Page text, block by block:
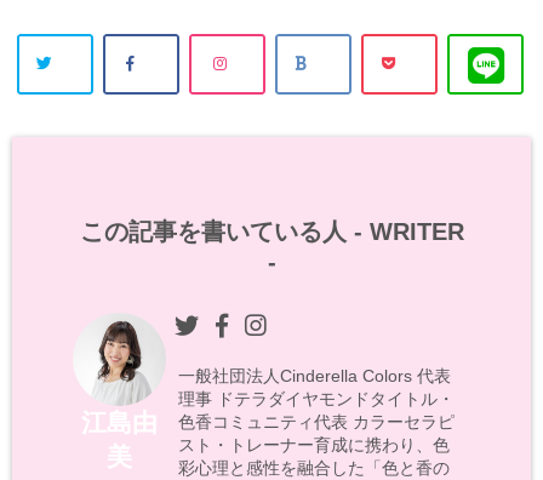
この記事を書いている人 - WRITER
-
江島由
美
一般社団法人Cinderella Colors 代表
理事 ドテラダイヤモンドタイトル・
色香コミュニティ代表 カラーセラピ
スト・トレーナー育成に携わり、色
彩心理と感性を融合した「色と香の